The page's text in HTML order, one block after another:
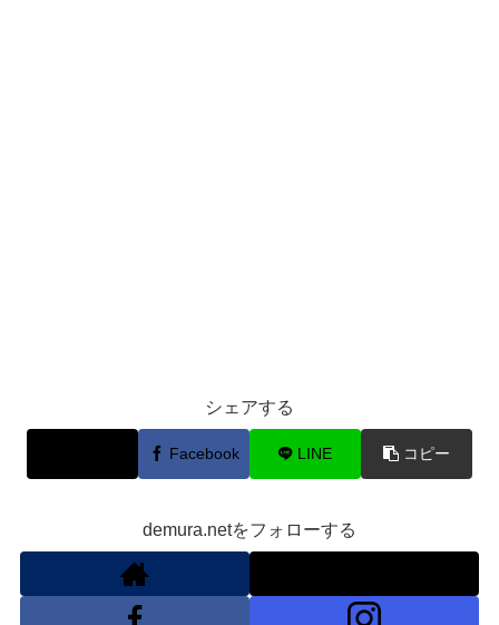
シェアする
Facebook LINE コピー
demura.netをフォローする